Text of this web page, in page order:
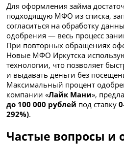
Для оформления займа
подходящую МФО из списка,
согласиться на обработку
одобрения — весь процесс
При повторных обращениях
Новые МФО Иркутска
технологии, что позволяет
и выдавать деньги без
Максимальный процент
компании «Лайк Мани»,
до 100 000 рублей под ставку
292%).
Частые вопросы и